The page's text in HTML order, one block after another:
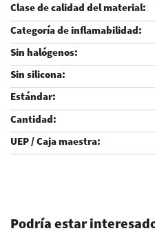
Podría estar